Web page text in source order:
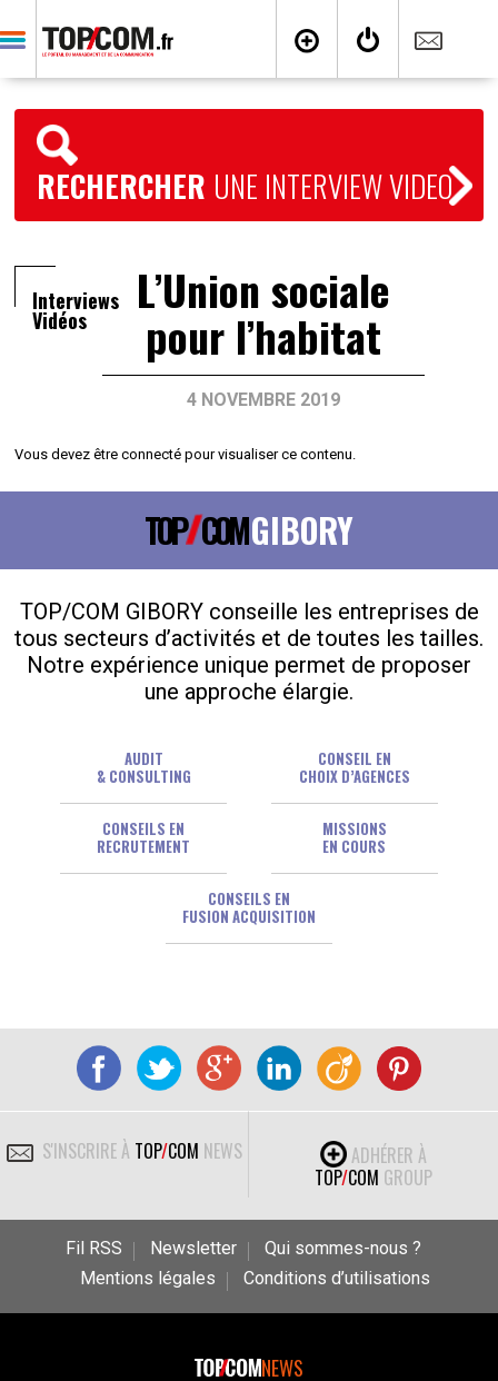
RECHERCHER UNE INTERVIEW VIDEO
Interviews
Vidéos L’Union sociale
pour l’habitat
4 NOVEMBRE 2019
Vous devez être connecté pour visualiser ce contenu.
TOP COMGIBORY
TOP/COM GIBORY conseille les entreprises de
tous secteurs d’activités et de toutes les tailles.
Notre expérience unique permet de proposer
une approche élargie.
AUDIT
& CONSULTING
CONSEIL EN
CHOIX D’AGENCES
CONSEILS EN
RECRUTEMENT
MISSIONS
EN COURS
CONSEILS EN
FUSION ACQUISITION
S'INSCRIRE À TOP/COM NEWS
ADHÉRER À
TOP/COM GROUP
Fil RSS Newsletter
Qui sommes-nous ?
Mentions légales
Conditions d’utilisations
NEWS